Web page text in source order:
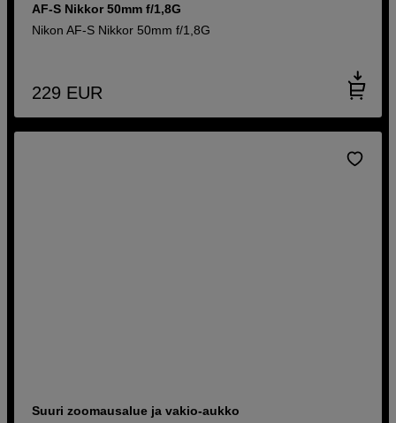
AF-S Nikkor 50mm f/1,8G
Nikon AF-S Nikkor 50mm f/1,8G
229 EUR
Suuri zoomausalue ja vakio-aukko